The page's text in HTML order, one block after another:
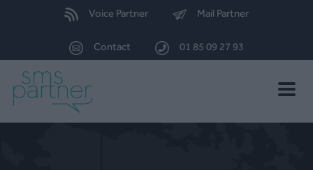
Voice Partner Mail Partner
Contact 01 85 09 27 93
Toggle